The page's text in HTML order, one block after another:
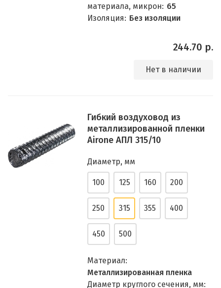
материала, микрон: 65
Изоляция: Без изоляции
244.70 р.
Нет в наличии
Гибкий воздуховод из
металлизированной пленки
Airone АПЛ 315/10
Диаметр, мм
100 125 160 200
250 315 355 400
450 500
Материал:
Металлизированная пленка
Диаметр круглого сечения, мм: